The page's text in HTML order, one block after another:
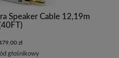
Speaker Cable 12,19m
zł
głośnikowy